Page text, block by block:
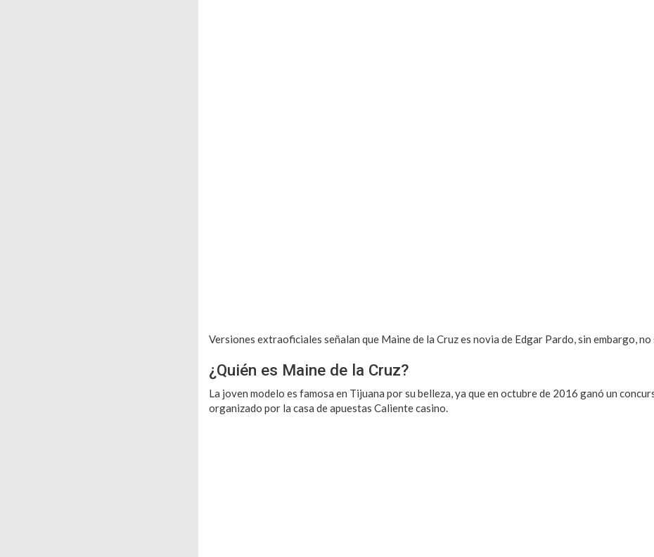
Versiones extraoficiales señalan que Maine de la Cruz es novia de Edgar Pardo, sin embargo, no
¿Quién es Maine de la Cruz?
La joven modelo es famosa en Tijuana por su belleza, ya que en octubre de 2016 ganó un
organizado por la casa de apuestas Caliente casino.